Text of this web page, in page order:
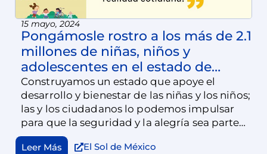
15 mayo, 2024
Pongámosle rostro a los más de 2.1
millones de niñas, niños y
adolescentes en el estado de
Puebla
Construyamos un estado que apoye el
desarrollo y bienestar de las niñas y los niños;
las y los ciudadanos lo podemos impulsar
para que la seguridad y la alegría sea parte
una realidad cotidiana.
Leer Más El Sol de México